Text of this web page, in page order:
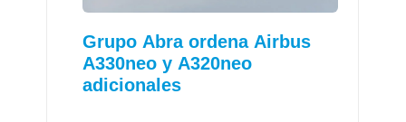
Grupo Abra ordena Airbus
A330neo y A320neo
adicionales